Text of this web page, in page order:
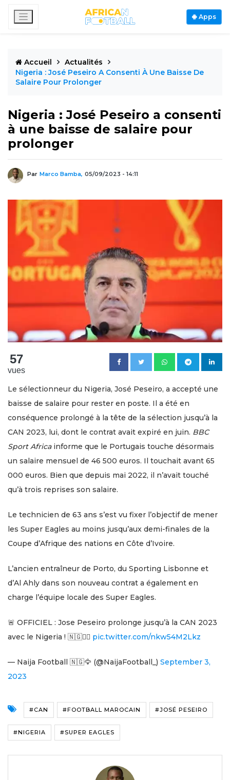
Apps
Accueil
Actualités
Nigeria : José Peseiro A Consenti À Une Baisse De
Salaire Pour Prolonger
Nigeria : José Peseiro a consenti
à une baisse de salaire pour
prolonger
Par Marco Bamba, 05/09/2023 - 14:11
57
vues
Le sélectionneur du Nigeria, José Peseiro, a accepté une
baisse de salaire pour rester en poste. Il a été en
conséquence prolongé à la tête de la sélection jusqu’à la
CAN 2023, lui, dont le contrat avait expiré en juin. BBC
Sport Africainforme que le Portugais touche désormais
un salaire mensuel de 46 500 euros. Il touchait avant 65
000 euros. Bien que depuis mai 2022, il n’avait touché
qu’à trois reprises son salaire.
Le technicien de 63 ans s’est vu fixer l’objectif de mener
les Super Eagles au moins jusqu’aux demi-finales de la
Coupe d’Afrique des nations en Côte d’Ivoire.
L’ancien entraîneur de Porto, du Sporting Lisbonne et
d’Al Ahly dans son nouveau contrat a également en
charge l’équipe locale des Super Eagles.
🚨 OFFICIEL : Jose Peseiro prolonge jusqu’à la CAN 2023
avec le Nigeria ! 🇳🇬✍🏽 pic.twitter.com/nkw54M2Lkz
— Naija Football 🇳🇬🦅 (@NaijaFootball_) September 3,
2023
#CAN #FOOTBALL MAROCAIN #JOSÉ PESEIRO
#NIGERIA #SUPER EAGLES